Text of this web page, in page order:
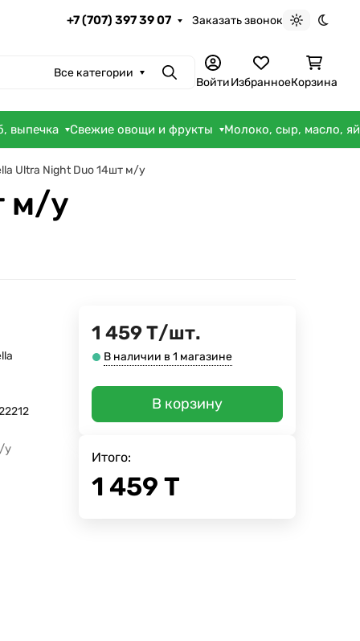
+7 (707) 397 39 07 Заказать звонок
Светлая
Все категории ПоискВойтиИзбранноеКорзина
выпечка Свежие овощи и фрукты Молоко, сыр, масло,
Ultra Night Duo 14шт м/у
м/у
у
1 459Т/шт.
В наличии в 1 магазине
В корзину
Итого:
1 459 Т